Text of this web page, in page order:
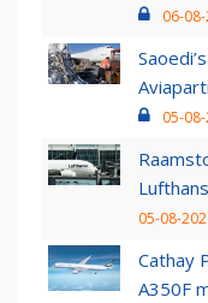
06-
05-
05-08-
Cathay
A350F